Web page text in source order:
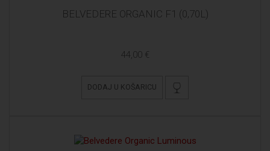
BELVEDERE ORGANIC F1 (0,70L)
44,00 €
DODAJ U KOŠARICU